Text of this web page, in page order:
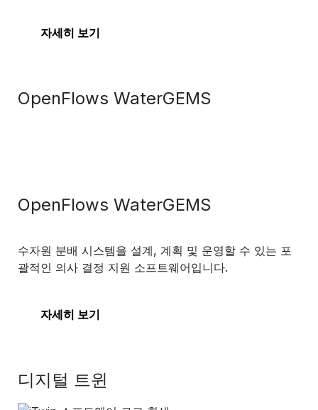
자세히 보기
OpenFlows WaterGEMS
OpenFlows WaterGEMS
수자원 분배 시스템을 설계, 계획 및 운영할 수 있는 포
괄적인 의사 결정 지원 소프트웨어입니다.
자세히 보기
디지털 트윈